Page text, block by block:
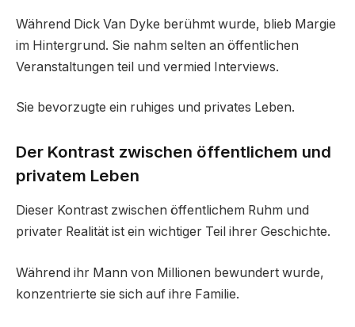
Während Dick Van Dyke berühmt wurde, blieb Margie
im Hintergrund. Sie nahm selten an öffentlichen
Veranstaltungen teil und vermied Interviews.
Sie bevorzugte ein ruhiges und privates Leben.
Der Kontrast zwischen öffentlichem und
privatem Leben
Dieser Kontrast zwischen öffentlichem Ruhm und
privater Realität ist ein wichtiger Teil ihrer Geschichte.
Während ihr Mann von Millionen bewundert wurde,
konzentrierte sie sich auf ihre Familie.